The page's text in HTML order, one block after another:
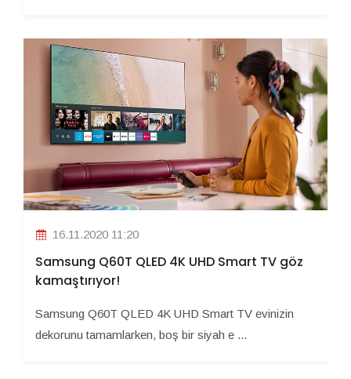
16.11.2020 11:20
Samsung Q60T QLED 4K UHD Smart TV göz
kamaştırıyor!
Samsung Q60T QLED 4K UHD Smart TV evinizin
dekorunu tamamlarken, boş bir siyah e ...